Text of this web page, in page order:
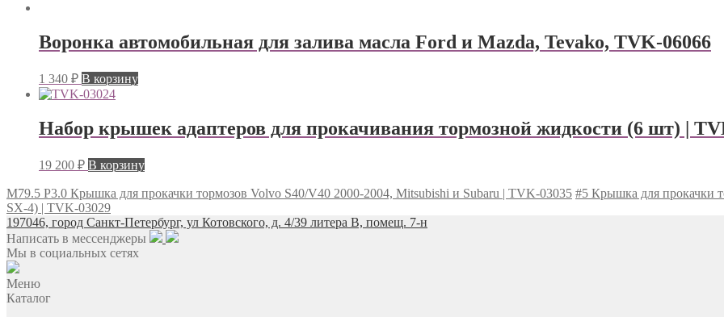
Воронка автомобильная для залива масла Ford и Mazda, Tevako, TVK-06066
1 340 ₽ В корзину
Набор крышек адаптеров для прокачивания тормозной жидкости (6 шт) |
19 200 ₽ В корзину
M79.5 P3.0 Крышка для прокачки тормозов Volvo S40/V40 2000-2004, Mitsubishi и Subaru | TVK-03035 #5 Крышка для прокачки
SX-4) | TVK-03029
197046, город Санкт-Петербург, ул Котовского, д. 4/39 литера В, помещ. 7-н
Написать в мессенджеры
Мы в социальных сетях
Меню
Каталог